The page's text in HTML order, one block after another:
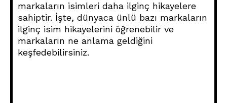
markaların isimleri daha ilginç hikayelere
sahiptir. İşte, dünyaca ünlü bazı markaların
ilginç isim hikayelerini öğrenebilir ve
markaların ne anlama geldiğini
keşfedebilirsiniz.